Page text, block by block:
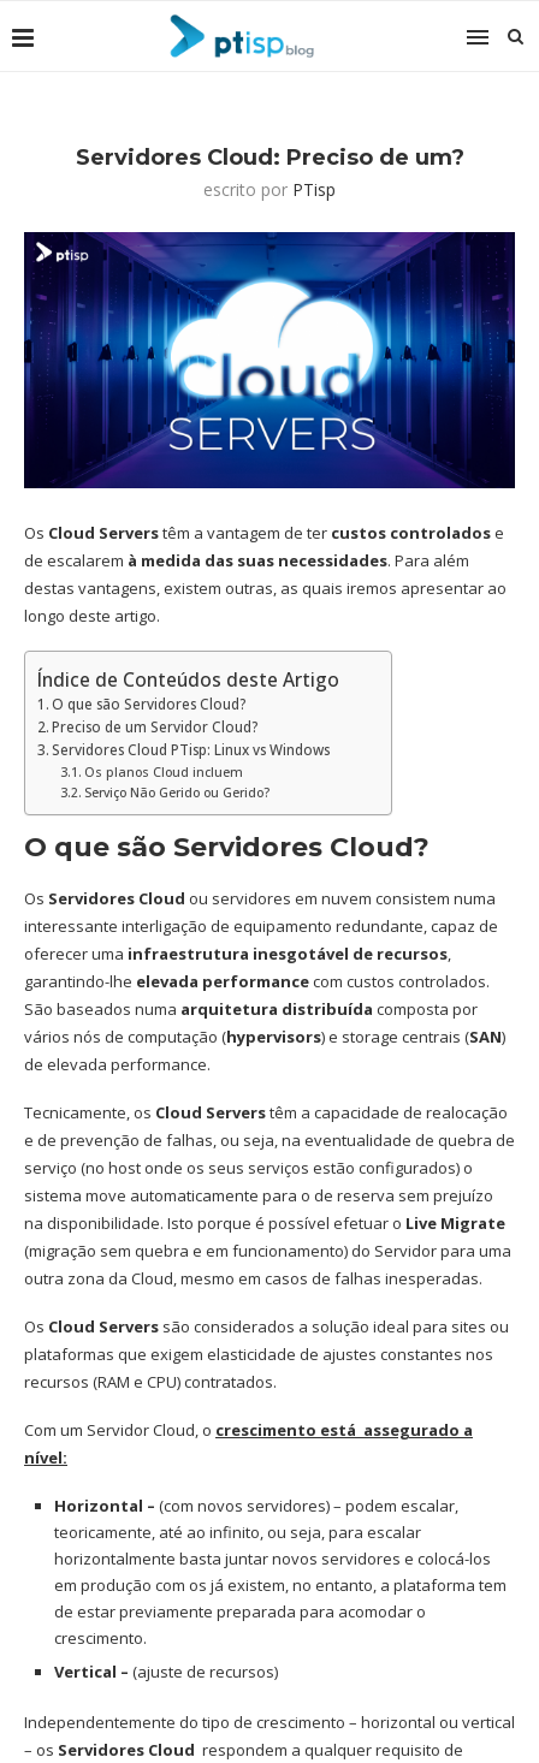
Servidores Cloud: Preciso de um?
escrito por PTisp
Os Cloud Serverstêm a vantagem de ter custos controladose
de escalarem à medida das suas necessidades. Para além
destas vantagens, existem outras, as quais iremos apresentar ao
longo deste artigo.
Índice de Conteúdos deste Artigo
O que são Servidores Cloud?
Preciso de um Servidor Cloud?
Servidores Cloud PTisp: Linux vs Windows
Os planos Cloud incluem
Serviço Não Gerido ou Gerido?
O que são Servidores Cloud?
Os Servidores Cloud ou servidores em nuvem consistem numa
interessante interligação de equipamento redundante, capaz de
oferecer uma infraestrutura inesgotável de recursos,
garantindo-lhe elevada performancecom custos controlados.
São baseados numa arquitetura distribuída composta por
vários nós de computação (hypervisors) e storage centrais (SAN)
de elevada performance.
Tecnicamente, os Cloud Serverstêm a capacidade de realocação
e de prevenção de falhas, ou seja, na eventualidade de quebra de
serviço (no host onde os seus serviços estão configurados) o
sistema move automaticamente para o de reserva sem prejuízo
na disponibilidade. Isto porque é possível efetuar o Live Migrate
(migração sem quebra e em funcionamento) do Servidor para uma
outra zona da Cloud, mesmo em casos de falhas inesperadas.
Os Cloud Servers são considerados a solução ideal para sites ou
plataformas que exigem elasticidade de ajustes constantes nos
recursos (RAM e CPU) contratados.
Com um Servidor Cloud, o crescimento está assegurado a
nível:
Horizontal – (com novos servidores) – podem escalar,
teoricamente, até ao infinito, ou seja, para escalar
horizontalmente basta juntar novos servidores e colocá-los
em produção com os já existem, no entanto, a plataforma tem
de estar previamente preparada para acomodar o
crescimento.
Vertical – (ajuste de recursos)
Independentemente do tipo de crescimento – horizontal ou vertical
– os Servidores Cloud respondem a qualquer requisito de